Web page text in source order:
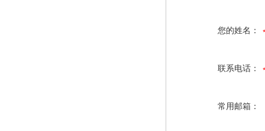
您的姓名：
联系电话：
常用邮箱：